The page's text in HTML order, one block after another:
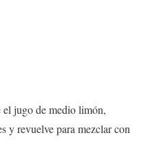
jugo de medio limón,
y revuelve para mezclar con